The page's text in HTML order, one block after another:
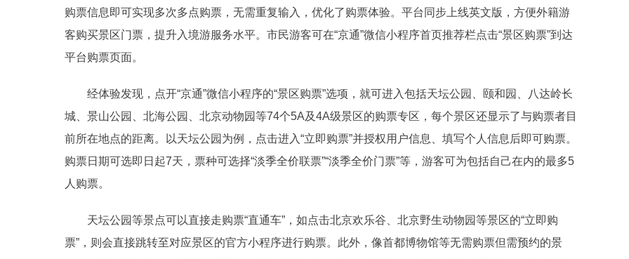
购票信息即可实现多次多点购票，无需重复输入，优化了购票体验。平台同步上线英文版，方便外籍游
客购买景区门票，提升入境游服务水平。市民游客可在“京通”微信小程序首页推荐栏点击“景区购票”到达
平台购票页面。
经体验发现，点开“京通”微信小程序的“景区购票”选项，就可进入包括天坛公园、颐和园、八达岭长
城、景山公园、北海公园、北京动物园等74个5A及4A级景区的购票专区，每个景区还显示了与购票者目
前所在地点的距离。以天坛公园为例，点击进入“立即购票”并授权用户信息、填写个人信息后即可购票。
购票日期可选即日起7天，票种可选择“淡季全价联票”“淡季全价门票”等，游客可为包括自己在内的最多5
人购票。
天坛公园等景点可以直接走购票“直通车”，如点击北京欢乐谷、北京野生动物园等景区的“立即购
票”，则会直接跳转至对应景区的官方小程序进行购票。此外，像首都博物馆等无需购票但需预约的景